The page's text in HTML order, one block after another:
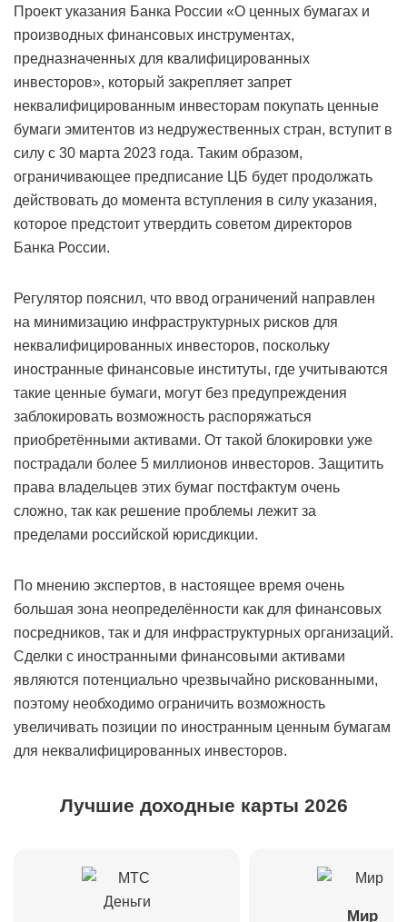
Проект указания Банка России «О ценных бумагах и
производных финансовых инструментах,
предназначенных для квалифицированных
инвесторов», который закрепляет запрет
неквалифицированным инвесторам покупать ценные
бумаги эмитентов из недружественных стран, вступит в
силу с 30 марта 2023 года. Таким образом,
ограничивающее предписание ЦБ будет продолжать
действовать до момента вступления в силу указания,
которое предстоит утвердить советом директоров
Банка России.
Регулятор пояснил, что ввод ограничений направлен
на минимизацию инфраструктурных рисков для
неквалифицированных инвесторов, поскольку
иностранные финансовые институты, где учитываются
такие ценные бумаги, могут без предупреждения
заблокировать возможность распоряжаться
приобретёнными активами. От такой блокировки уже
пострадали более 5 миллионов инвесторов. Защитить
права владельцев этих бумаг постфактум очень
сложно, так как решение проблемы лежит за
пределами российской юрисдикции.
По мнению экспертов, в настоящее время очень
большая зона неопределённости как для финансовых
посредников, так и для инфраструктурных организаций.
Сделки с иностранными финансовыми активами
являются потенциально чрезвычайно рискованными,
поэтому необходимо ограничить возможность
увеличивать позиции по иностранным ценным бумагам
для неквалифицированных инвесторов.
Лучшие доходные карты 2026
Мир